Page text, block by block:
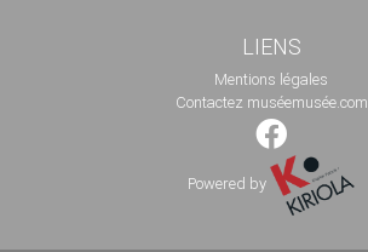
LIENS
Mentions légales
Contactez muséemusée.com
Powered by